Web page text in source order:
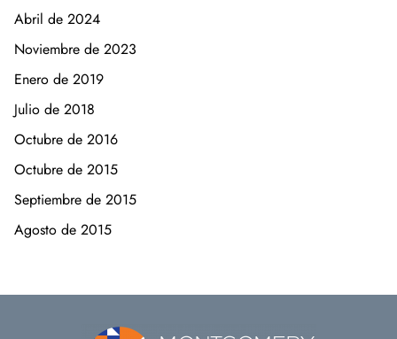
Abril de 2024
Noviembre de 2023
Enero de 2019
Julio de 2018
Octubre de 2016
Octubre de 2015
Septiembre de 2015
Agosto de 2015